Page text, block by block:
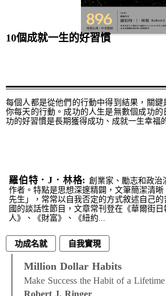
10個成就一生的好習慣
每個人都是從他們的行動中得到結果，關
你每天的行動。成功的人生是無數個成功
功的好習慣是長期獲得成功、成就一生幸福
羅伯特．J．林格: 創業家、勵志和政治
作者。特點是思想深邃精闢，文筆簡潔清
先生」，常常以自我否定的方式敘述自己
國的談話性節目，文章常刊登在《華爾街
人》、《財富》、《紐約...
功成名就 自我實現
Million Dollar Habits
Make Success the Habit of a Lifetime
Robert J. Ringer